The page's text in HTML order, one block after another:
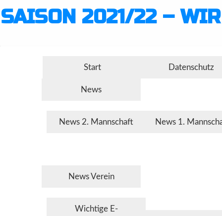
SAISON 2021/22 –
Start Datenschutz
News
News 2. Mannschaft News 1.
News Verein
Wichtige E-